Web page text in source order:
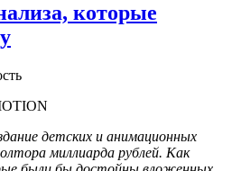
которые
детских и анимационных
миллиарда рублей. Как